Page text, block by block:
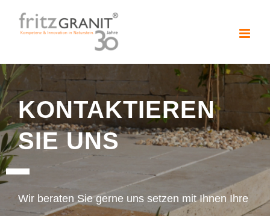
KONTAKTIEREN
SIE UNS
Wir beraten Sie gerne uns setzen mit Ihnen Ihre